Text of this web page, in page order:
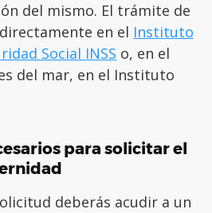
del mismo. El trámite de
en el Instituto
Social INSS o, en el
del mar, en el Instituto
para solicitar el
deberás acudir a un